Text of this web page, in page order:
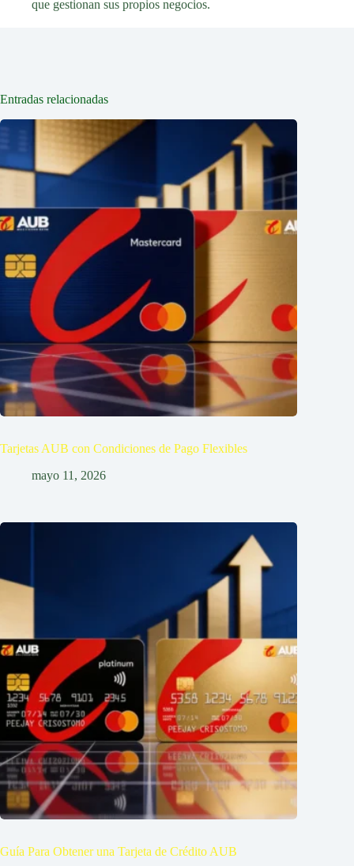
que gestionan sus propios negocios.
Entradas relacionadas
Tarjetas AUB con Condiciones de Pago Flexibles
mayo 11, 2026
Guía Para Obtener una Tarjeta de Crédito AUB